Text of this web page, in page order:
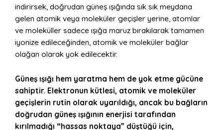
indirirsek, doğrudan güneş ışığında sık sık meydana
gelen atomik veya moleküler geçişler yerine, atomlar
ve moleküller sadece ışığa maruz bırakılarak tamamen
iyonize edileceğinden, atomik ve moleküler bağlar
olağan olarak yok edilecektir.
Güneş ışığı hem yaratma hem de yok etme gücüne
sahiptir. Elektronun kütlesi, atomik ve moleküler
geçişlerin rutin olarak uyarıldığı, ancak bu bağların
doğrudan güneş ışığının enerjisi tarafından
kırılmadığı “hassas noktaya” düştüğü için,